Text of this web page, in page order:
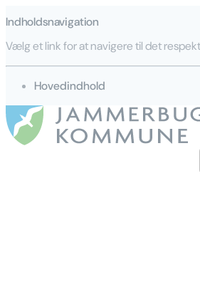
Indholdsnavigation
Vælg et link for at navigere til det
gå til
Hovedindhold